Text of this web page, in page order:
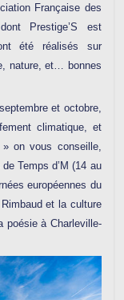
Française des
Prestige’S est
été réalisés sur
nature, et… bonnes
et octobre,
climatique, et
on vous conseille,
Temps d’M (14 au
européennes du
et la culture
poésie à Charleville-